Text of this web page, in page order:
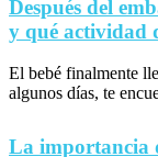
Después del
y qué actividad
El bebé finalmente
algunos días, te
La importancia